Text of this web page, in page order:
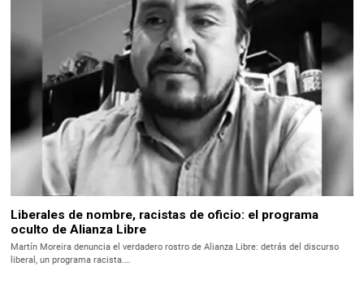
Liberales de nombre, racistas de oficio: el programa
oculto de Alianza Libre
Martín Moreira denuncia el verdadero rostro de Alianza Libre: detrás del discurso
liberal, un programa racista.…